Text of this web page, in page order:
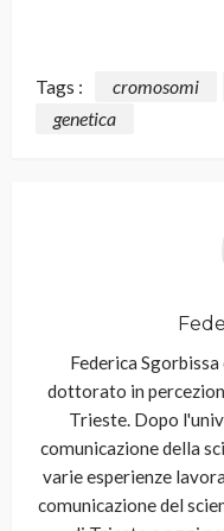
Tags : cromosomi
genetica
Federica
dottorato in
Trieste. Dopo
comunicazione della
varie esperienze
comunicazione del